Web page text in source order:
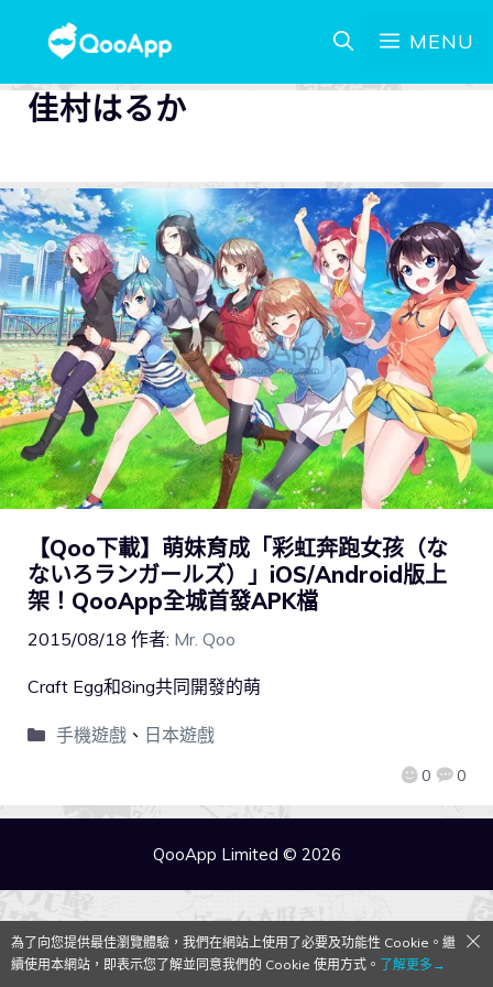
MENU
佳村はるか
【Qoo下載】萌妹育成「彩虹奔跑女孩（な
ないろランガールズ）」iOS/Android版上
架！QooApp全城首發APK檔
2015/08/18 作者: Mr. Qoo
0 0
Craft Egg和8ing共同開發的萌
手機遊戲、 日本遊戲
QooApp Limited © 2026
為了向您提供最佳瀏覽體驗，我們在網站上使用了必要及功能性 Cookie。繼
續使用本網站，即表示您了解並同意我們的 Cookie 使用方式。 了解更多→